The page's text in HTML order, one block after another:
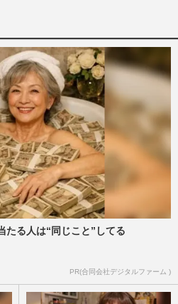
性は父・水谷豊》趣里の言葉が
リアル…三山凌輝の“密会報
る“家族に恵まれ…
2026/8/1
』三山凌輝&趣里、結婚と妊
告も「両親はじめ…」異例コメ
する家族の“円満…
集部
凌輝との結婚発表に「ご両親も
たる人は“同じこと”してる
PR(合同会社デジタルファーム )